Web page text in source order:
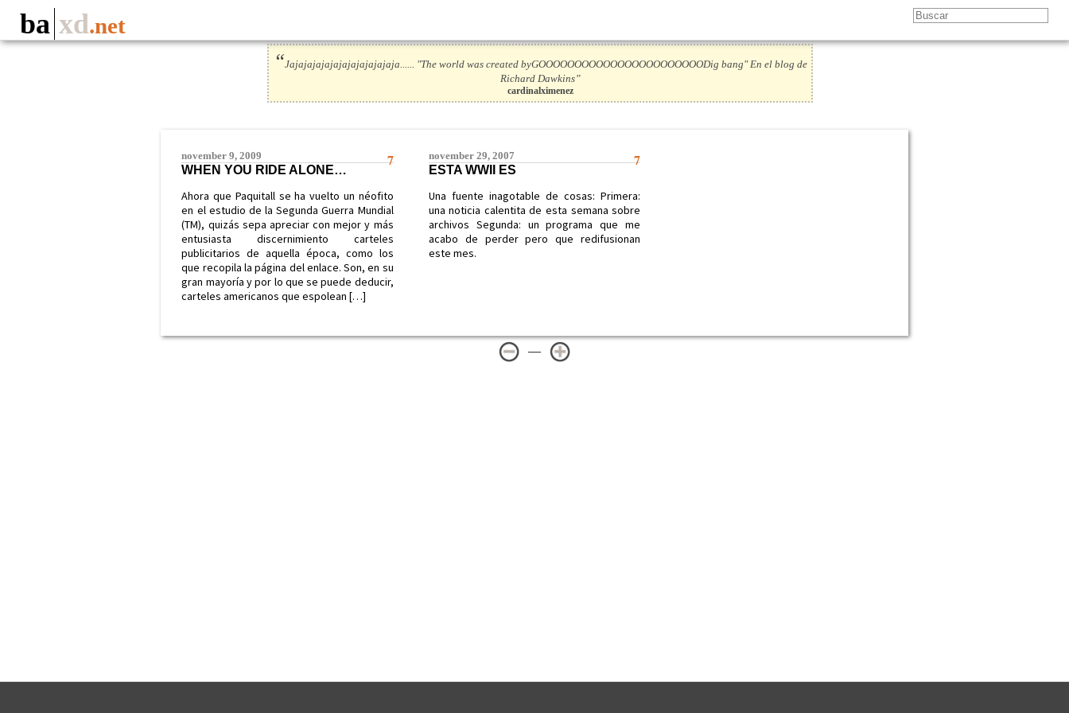
ba xd.net
“Jajajajajajajajajajajajaja...... "The world was created byGOOOOOOOOOOOOOOOOOOOOOOODig bang" En el blog de
Richard Dawkins”
cardinalximenez
7
november 9, 2009
WHEN YOU RIDE ALONE…
Ahora que Paquitall se ha vuelto un néofito
en el estudio de la Segunda Guerra Mundial
(TM), quizás sepa apreciar con mejor y más
entusiasta discernimiento carteles
publicitarios de aquella época, como los
que recopila la página del enlace. Son, en su
gran mayoría y por lo que se puede deducir,
carteles americanos que espolean […]
7
november 29, 2007
ESTA WWII ES
Una fuente inagotable de cosas: Primera:
una noticia calentita de esta semana sobre
archivos Segunda: un programa que me
acabo de perder pero que redifusionan
este mes.
—